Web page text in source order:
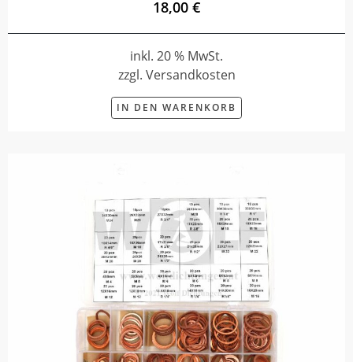
18,00 €
inkl. 20 % MwSt.
zzgl. Versandkosten
IN DEN WARENKORB